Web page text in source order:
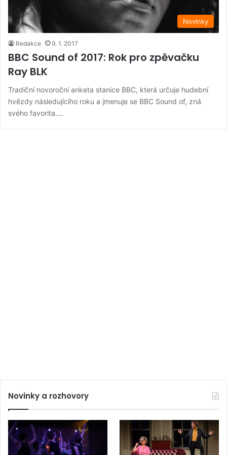
Novinky
Redakce 9. 1. 2017
BBC Sound of 2017: Rok pro zpěvačku
Ray BLK
Tradiční novoroční anketa stanice BBC, která určuje hudební
hvězdy následujícího roku a jmenuje se BBC Sound of, zná
svého favorita.…
Novinky a rozhovory